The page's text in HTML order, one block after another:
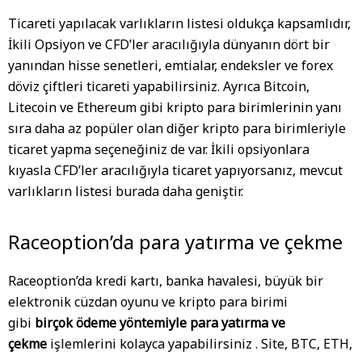
Ticareti yapılacak varlıkların listesi oldukça kapsamlıdır,
İkili Opsiyon ve CFD’ler aracılığıyla dünyanın dört bir
yanından hisse senetleri, emtialar, endeksler ve forex
döviz çiftleri ticareti yapabilirsiniz. Ayrıca Bitcoin,
Litecoin ve Ethereum gibi kripto para birimlerinin yanı
sıra daha az popüler olan diğer kripto para birimleriyle
ticaret yapma seçeneğiniz de var. İkili opsiyonlara
kıyasla CFD’ler aracılığıyla ticaret yapıyorsanız, mevcut
varlıkların listesi burada daha geniştir.
Raceoption’da para yatırma ve çekme
Raceoption’da kredi kartı, banka havalesi, büyük bir
elektronik cüzdan oyunu ve kripto para birimi
gibi birçok ödeme yöntemiyle para yatırma ve
çekme işlemlerini kolayca yapabilirsiniz . Site, BTC, ETH,